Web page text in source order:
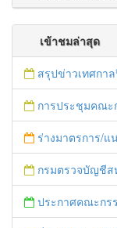
เข้าชมล่าสุด
สรุปข่าวเทศกา
การประชุมคณะกรมการจังห
ร่างมาตรการ/แนวทาง ในการด
กรมตรวจบัญชีสหก
ประกาศคณะกร